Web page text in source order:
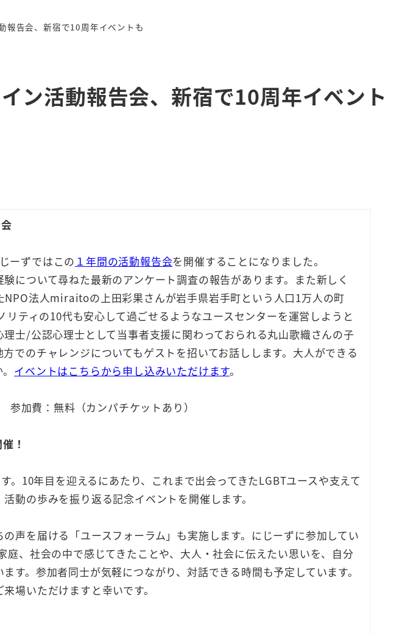
報告会、新宿で10周年イベントも
ン活動報告会、新宿で10周年イベント
ーずではこの １年間の活動報告会を開催することになりました。
験について尋ねた最新のアンケート調査の報告があります。また新しく
NPO法人miraitoの上田彩果さんが岩手県岩手町という人口1万人の町
リティの10代も安心して過ごせるようなユースセンターを運営しようと
士/公認心理士として当事者支援に関わっておられる丸山歌織さんの子
方でのチャレンジについてもゲストを招いてお話しします。大人ができる
イベントはこちらから申し込みいただけます。
加費：無料（カンパチケットあり）
！
。10年目を迎えるにあたり、これまで出会ってきたLGBTユースや支えて
動の歩みを振り返る記念イベントを開催します。
声を届ける「ユースフォーラム」も実施します。にじーずに参加してい
庭、社会の中で感じてきたことや、大人・社会に伝えたい思いを、自分
す。参加者同士が気軽につながり、対話できる時間も予定しています。
場いただけますと幸いです。